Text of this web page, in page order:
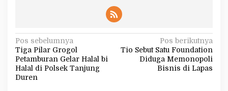
N
a
v
Pos sebelumnya
Tiga Pilar Grogol
Petamburan Gelar Halal bi
Halal di Polsek Tanjung
Duren
Pos berikutnya
Tio Sebut Satu Foundation
Diduga Memonopoli
Bisnis di Lapas